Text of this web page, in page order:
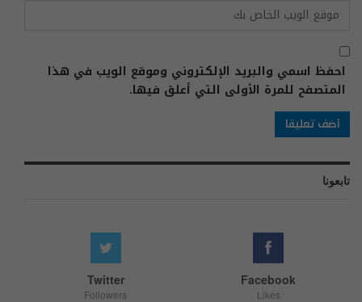
احفظ اسمي والبريد الإلكتروني وموقع الويب في هذا
المتصفح للمرة الأولى التي أعلق فيها.
تابعونا
Facebook
Likes
Twitter
Followers